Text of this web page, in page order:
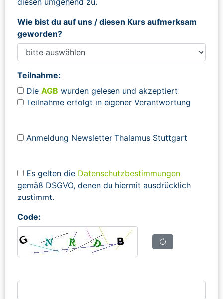
Wie bist du auf uns / diesen Kurs aufmerksam
geworden?
Teilnahme:
Die AGB wurden gelesen und akzeptiert
Teilnahme erfolgt in eigener Verantwortung
Anmeldung Newsletter Thalamus Stuttgart
Es gelten die Datenschutzbestimmungen
gemäß DSGVO, denen du hiermit ausdrücklich
zustimmt.
Code: